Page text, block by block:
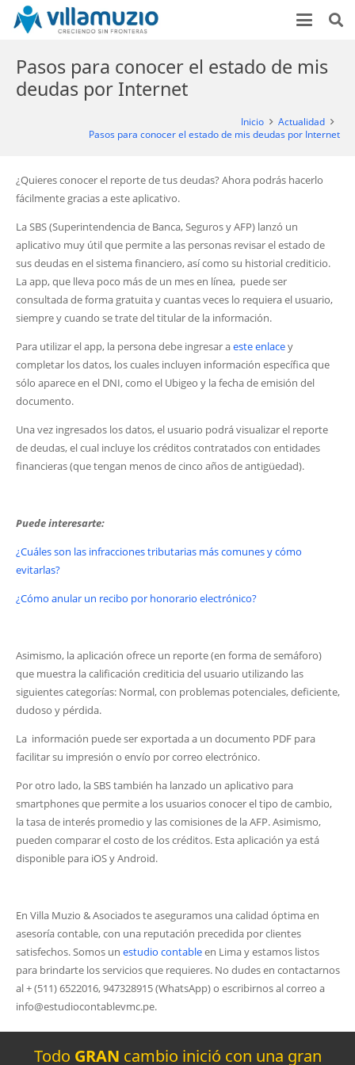
Pasos para conocer el estado de mis
deudas por Internet
Inicio
Actualidad
Pasos para conocer el estado de mis deudas por Internet
¿Quieres conocer el reporte de tus deudas? Ahora podrás hacerlo
fácilmente gracias a este aplicativo.
La SBS (Superintendencia de Banca, Seguros y AFP) lanzó un
aplicativo muy útil que permite a las personas revisar el estado de
sus deudas en el sistema financiero, así como su historial crediticio.
La app, que lleva poco más de un mes en línea, puede ser
consultada de forma gratuita y cuantas veces lo requiera el usuario,
siempre y cuando se trate del titular de la información.
Para utilizar el app, la persona debe ingresar aeste enlacey
completar los datos, los cuales incluyen información específica que
sólo aparece en el DNI, como el Ubigeo y la fecha de emisión del
documento.
Una vez ingresados los datos, el usuario podrá visualizar el reporte
de deudas, el cual incluye los créditos contratados con entidades
financieras (que tengan menos de cinco años de antigüedad).
Puede interesarte:
¿Cuáles son las infracciones tributarias más comunes y cómo
evitarlas?
¿Cómo anular un recibo por honorario electrónico?
Asimismo, la aplicación ofrece un reporte (en forma de semáforo)
que muestra la calificación crediticia del usuario utilizando las
siguientes categorías: Normal, con problemas potenciales, deficiente,
dudoso y pérdida.
La información puede ser exportada a un documento PDF para
facilitar su impresión o envío por correo electrónico.
Por otro lado, la SBS también ha lanzado un aplicativo para
smartphones que permite a los usuarios conocer el tipo de cambio,
la tasa de interés promedio y las comisiones de la AFP. Asimismo,
pueden comparar el costo de los créditos. Esta aplicación ya está
disponible para iOS y Android.
En Villa Muzio & Asociados te aseguramos una calidad óptima en
asesoría contable, con una reputación precedida por clientes
satisfechos. Somos un estudio contableen Lima y estamos listos
para brindarte los servicios que requieres. No dudes en contactarnos
al + (511) 6522016, 947328915 (WhatsApp) o escribirnos al correo a
info@estudiocontablevmc.pe.
Todo GRAN cambio inició con una gran